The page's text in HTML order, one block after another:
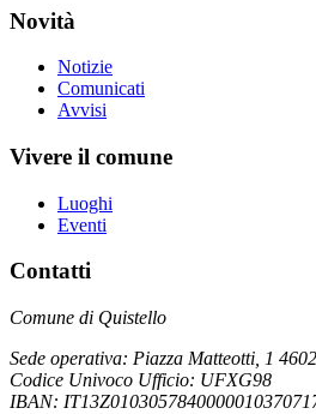
Novità
Notizie
Comunicati
Avvisi
Vivere il comune
Luoghi
Eventi
Contatti
Comune di Quistello
Sede operativa: Piazza Matteotti, 1
Codice Univoco Ufficio: UFXG98
IBAN: